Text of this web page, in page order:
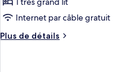
chambre :
Club,
Internet par câble gratuit
Plus de détails
Plus